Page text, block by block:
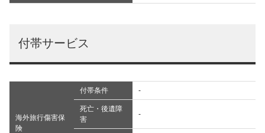
付帯サービス
海外旅行傷害保
険
付帯条件 -
死亡・後遺障
害
-